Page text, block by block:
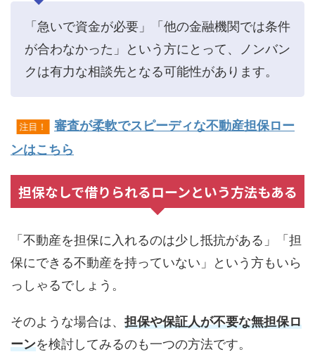
「急いで資金が必要」「他の金融機関では条件
が合わなかった」という方にとって、ノンバン
クは有力な相談先となる可能性があります。
注目！
審査が柔軟でスピーディな不動産担保ロー
ンはこちら
担保なしで借りられるローンという方法もある
「不動産を担保に入れるのは少し抵抗がある」「担
保にできる不動産を持っていない」という方もいら
っしゃるでしょう。
そのような場合は、 担保や保証人が不要な無担保ロ
ーンを検討してみるのも一つの方法です。